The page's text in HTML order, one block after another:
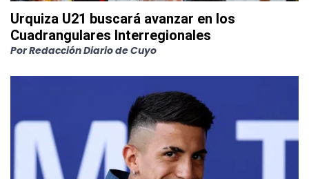
Urquiza U21 buscará avanzar en los
Cuadrangulares Interregionales
PorRedacción Diario de Cuyo